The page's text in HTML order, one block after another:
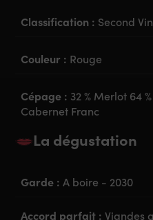
Classification : Second Vin
Couleur : Rouge
Cépage : 32 % Merlot 64
Cabernet Franc
La dégustation
Garde :A boire - 2030
Accord parfait :Viandes